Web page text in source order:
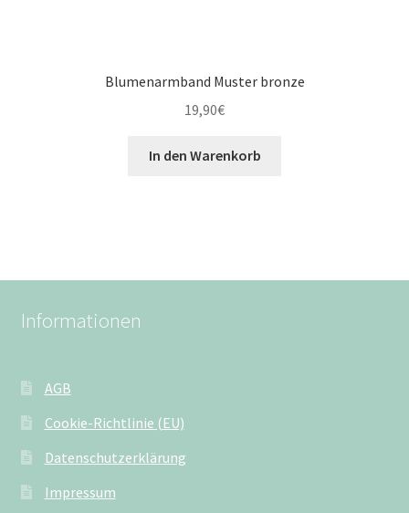
Blumenarmband Muster bronze
19,90€
In den Warenkorb
Informationen
AGB
Cookie-Richtlinie (EU)
Datenschutzerklärung
Impressum